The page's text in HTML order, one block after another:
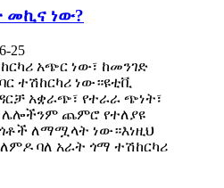
መኪና ነው?
25
አጭር ነው፣ ከመንገድ
ተሽከርካሪ ነው።ዩቲቪ
አቋራጭ፣ የተራራ ጭነት፣
ሌሎችንም ጨምሮ የተለያዩ
ለማሟላት ነው።እነዚህ
ባለ አራት ጎማ ተሽከርካሪ